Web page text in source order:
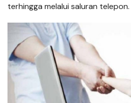
terhingga melalui saluran telepon.